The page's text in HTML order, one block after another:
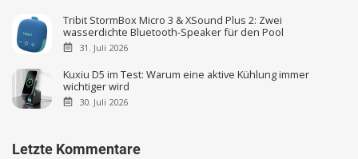
Tribit StormBox Micro 3 & XSound Plus 2: Zwei
wasserdichte Bluetooth-Speaker für den Pool
31. Juli 2026
Kuxiu D5 im Test: Warum eine aktive Kühlung immer
wichtiger wird
30. Juli 2026
Letzte Kommentare